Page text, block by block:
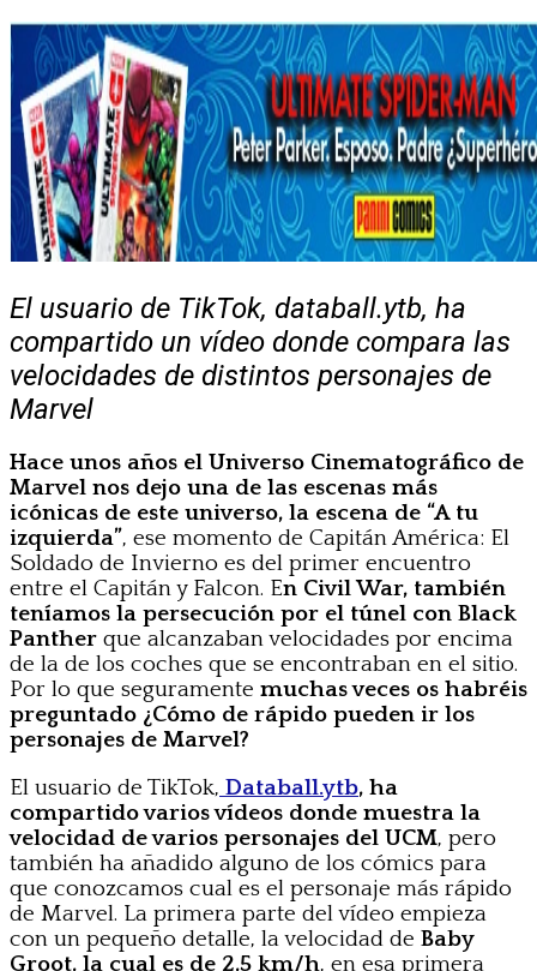
El usuario de TikTok, databall.ytb, ha
compartido un vídeo donde compara las
velocidades de distintos personajes de
Marvel
Hace unos años el Universo Cinematográfico de
Marvel nos dejo una de las escenas más
icónicas de este universo, la escena de “A tu
izquierda”, ese momento de Capitán América: El
Soldado de Invierno es del primer encuentro
entre el Capitán y Falcon. En Civil War, también
teníamos la persecución por el túnel con Black
Panther que alcanzaban velocidades por encima
de la de los coches que se encontraban en el sitio.
Por lo que seguramente muchas veces os habréis
preguntado ¿Cómo de rápido pueden ir los
personajes de Marvel?
El usuario de TikTok, Databall.ytb, ha
compartido varios vídeos donde muestra la
velocidad de varios personajes del UCM, pero
también ha añadido alguno de los cómics para
que conozcamos cual es el personaje más rápido
de Marvel. La primera parte del vídeo empieza
con un pequeño detalle, la velocidad de Baby
Groot, la cual es de 2,5 km/h, en esa primera